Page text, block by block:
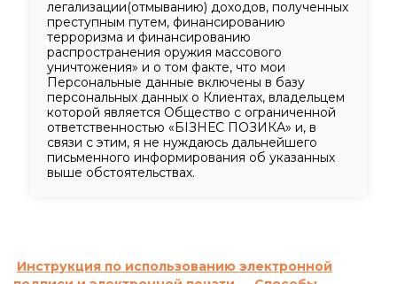
легализации(отмыванию) доходов, полученных
преступным путем, финансированию
терроризма и финансированию
распространения оружия массового
уничтожения» и о том факте, что мои
Персональные данные включены в базу
персональных данных о Клиентах, владельцем
которой является Общество с ограниченной
ответственностью «БІЗНЕС ПОЗИКА» и, в
связи с этим, я не нуждаюсь дальнейшего
письменного информирования об указанных
выше обстоятельствах.
Инструкция по использованию электронной